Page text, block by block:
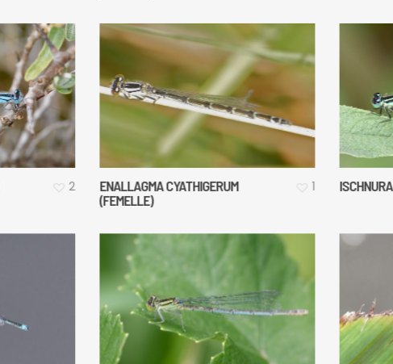
2
ENALLAGMA CYATHIGERUM
(FEMELLE)
1